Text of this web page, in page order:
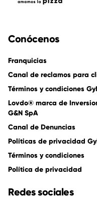
Conócenos
Franquicias
Canal de reclamos para
Términos y condiciones
Lovdo® marca de
G&N SpA
Canal de Denuncias
Políticas de privacidad
Términos y condiciones
Política de privacidad
Redes sociales